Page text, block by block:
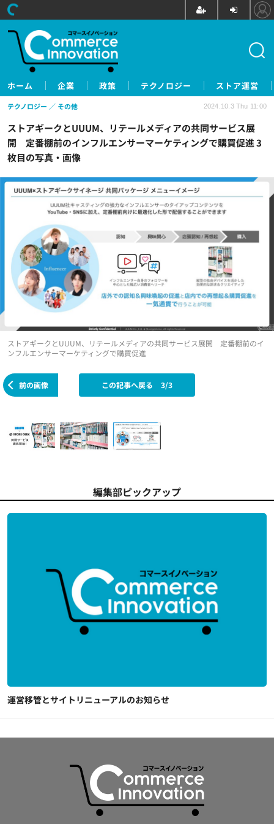
ホーム 企業 政策 テクノロジー ストア運営
ストアギークとUUUM、リテールメディアの共同サービス展
開 定番棚前のインフルエンサーマーケティングで購買促進 3
枚目の写真・画像
テクノロジー その他 2024.10.3 Thu 11:00
ストアギークとUUUM、リテールメディアの共同サービス展開 定番棚前のイ
ンフルエンサーマーケティングで購買促進
前の画像 この記事へ戻る 3/3
編集部ピックアップ
運営移管とサイトリニューアルのお知らせ